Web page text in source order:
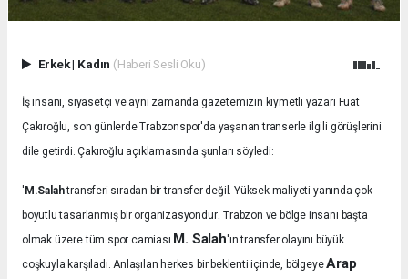
Erkek| Kadın (Haberi Sesli Oku)
İş insanı, siyasetçi ve aynı zamanda gazetemizin kıymetli yazarı Fuat
Çakıroğlu, son günlerde Trabzonspor'da yaşanan transerle ilgili görüşlerini
dile getirdi. Çakıroğlu açıklamasında şunları söyledi:
' M.Salahtransferi sıradan bir transfer değil. Yüksek maliyeti yanında çok
boyutlu tasarlanmış bir organizasyondur.Trabzon ve bölge insanı başta
olmak üzere tüm spor camiası M. Salah'ın transfer olayını büyük
coşkuyla karşıladı.Anlaşılan herkes bir beklenti içinde, bölgeyeArap